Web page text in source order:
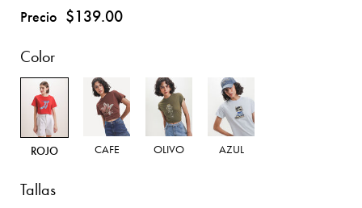
Precio $139.00
Color
ROJO CAFE OLIVO AZUL
Tallas